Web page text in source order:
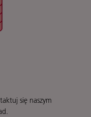
się naszym